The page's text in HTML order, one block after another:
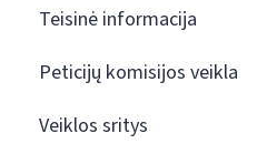
Teisinė informacija
Peticijų komisijos veikla
Veiklos sritys